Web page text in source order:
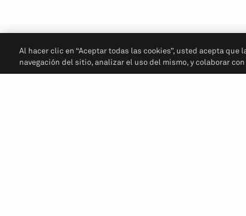
Al hacer clic en “Aceptar todas las cookies”, usted acepta
navegación del sitio, analizar el uso del mismo, y colaborar